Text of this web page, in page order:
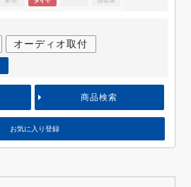
オーディオ取付
商品検索
お気に入り登録